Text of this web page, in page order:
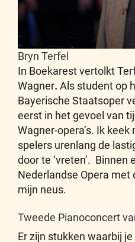
Bryn Terfel
In Boekarest vertolkt
Wagner. Als student op
Bayerische Staatsoper
eerst in het gevoel van
Wagner-opera’s. Ik
spelers urenlang de
door te ‘vreten’. Binnen
Nederlandse Opera
mijn neus.
Tweede Pianoconcert
Er zijn stukken waarbij